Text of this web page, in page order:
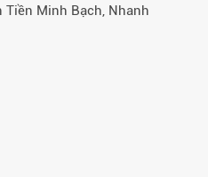
Tiền Minh Bạch, Nhanh